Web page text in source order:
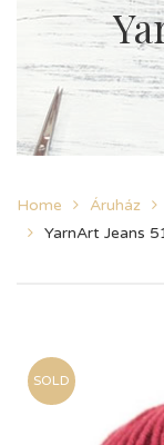
Home Áruház
YarnArt Jeans
SOLD